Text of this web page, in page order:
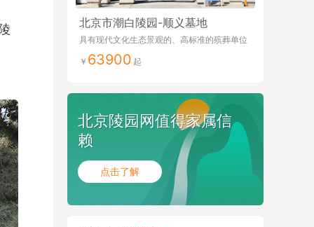
北京市潮白陵园-顺义墓地
具有现代文化生态景观的、高标准的殡葬单位
63900
北京陵园网值得家属信
赖
点击了解